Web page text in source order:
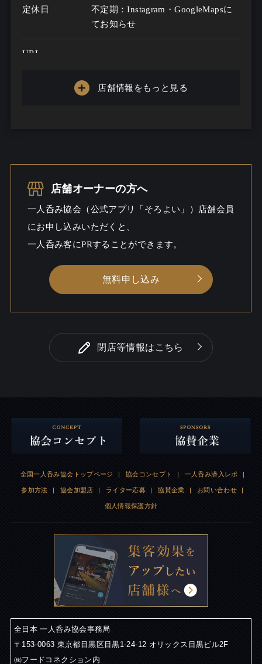
定休日
不定期：Instagram・GoogleMapsに
てお知らせ
URL
男性5：女性5
お酒の種類 6
一人呑み予算 800円～4000円
お酒
一人呑み
しっとり
店舗情報をもっと見る
店舗オーナーの方へ
一人呑み協会（公式アプリ「そろよい」）店舗会員
にお申し込みいただくと、
一人呑み客にPRすることができます。
無料申し込み
閉店等情報はこちら
全国一人呑み協会トップページ | 協会コンセプト | 一人呑み潜入レポ |
参加方法 | 協会加盟店 | ライター応募 | 協賛企業 | お問い合わせ |
個人情報保護方針
全日本 一人呑み協会事務局
〒153-0063 東京都目黒区目黒1-24-12 オリックス目黒ビル2F
㈱フードコネクション内